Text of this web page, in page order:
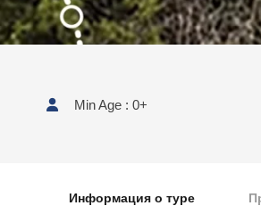
Min Age : 0+
Информация о туре